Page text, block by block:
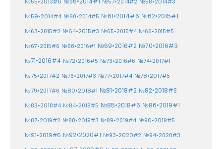
№55•2013#6 №56•2014#1 №57•2014#2 №58•2014#3
№59•2014#4 №60•2014#5 №61•2014#6 №62•2015#1
№63•2015#2 №64•2015#3 №65•2015#4 №66•2015#5
№67•2015#6 №68•2016#1 №69•2016#2 №70•2016#3
№71•2016#4 №72•2016#5 №73•2016#6 №74•2017#1
№75•2017#2 №76•2017#3 №77•2017#4 №78•2017#5
№79•2017#6 №80•2018#1 №81•2018#2 №82•2018#3
№83•2018#4 №84•2018#5 №85•2018#6 №86•2019#1
№87•2019#2 №88•2019#3 №89•2019#4 №90•2019#5
№91•2019#6 №92•2020#1 №93•2020#2 №94•2020#3